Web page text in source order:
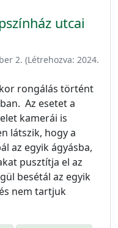
utcai
2. (Létrehozva: 2024.
rongálás történt
Az esetet a
kamerái is
látszik, hogy a
az egyik ágyásba,
pusztítja el az
besétál az egyik
nem tartjuk